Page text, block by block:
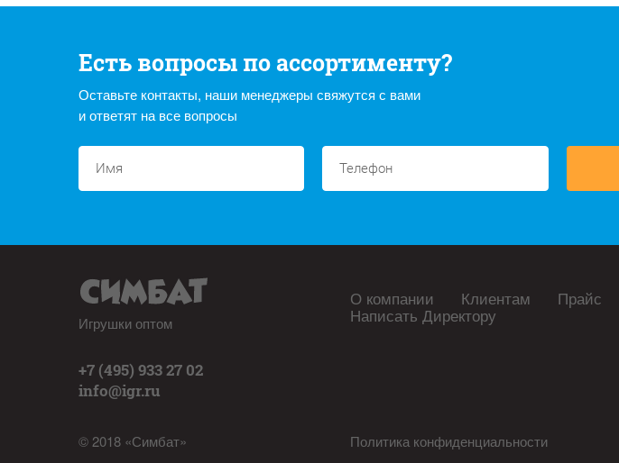
Есть вопросы по ассортименту?
Оставьте контакты, наши менеджеры свяжутся с вами
и ответят на все вопросы
Игрушки оптом
+7 (495) 933 27 02
info@igr.ru
© 2018 «Симбат»
О компании Клиентам Прайс
Написать Директору
Политика конфиденциальности